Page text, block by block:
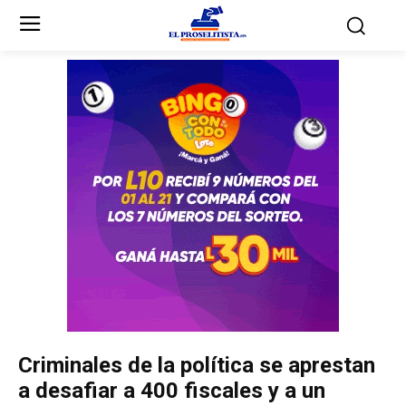
Partidos Políticos
Partido Liberal
Unificación Democrática
Anticorrupción
Partidos Políticos
Partido Liberal
Unificación Democrática
Anticorrupción
Criminales de la política se aprestan
a desafiar a 400 fiscales y a un